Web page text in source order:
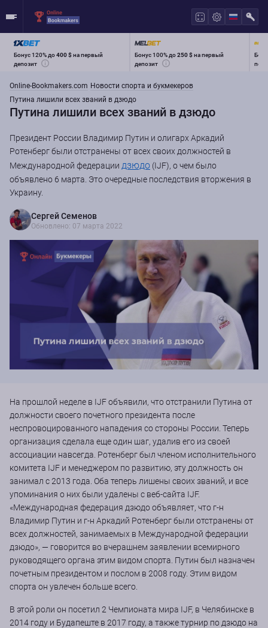
Бонус 120% до400 $на первый
депозит
Бонус 100% до250 $на первый
депозит
Online-Bookmakers.com Новости спорта и букмекеров
Путина лишили всех званий в дзюдо
Путина лишили всех званий в дзюдо
Президент России Владимир Путин и олигарх Аркадий
Ротенберг были отстранены от всех своих должностей в
Международной федерации дзюдо (IJF), о чем было
объявлено 6 марта. Это очередные последствия вторжения в
Украину.
Сергей Семенов
Обновлено: 07 марта 2022
На прошлой неделе в IJF объявили, что отстранили Путина от
должности своего почетного президента после
неспровоцированного нападения со стороны России. Теперь
организация сделала еще один шаг, удалив его из своей
ассоциации навсегда. Ротенберг был членом исполнительного
комитета IJF и менеджером по развитию, эту должность он
занимал с 2013 года. Оба теперь лишены своих званий, и все
упоминания о них были удалены с веб-сайта IJF.
«Международная федерация дзюдо объявляет, что г-н
Владимир Путин и г-н Аркадий Ротенберг были отстранены от
всех должностей, занимаемых в Международной федерации
дзюдо», — говорится во вчерашнем заявлении всемирного
руководящего органа этим видом спорта. Путин был назначен
почетным президентом и послом в 2008 году. Этим видом
спорта он увлечен больше всего.
В этой роли он посетил 2 Чемпионата мира IJF, в Челябинске в
2014 году и Будапеште в 2017 году, а также турнир по дзюдо на